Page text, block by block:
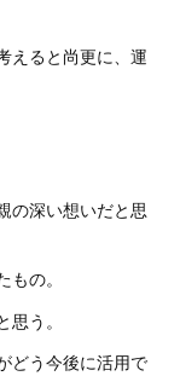
えると尚更に、運
の深い想いだと思
の。
う。
どう今後に活用で